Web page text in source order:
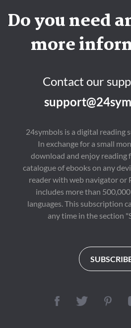
Do you need
more
Contact our
24symbols is a digital reading
In exchange for a small
download and enjoy reading
catalogue of ebooks on any
reader with web navigator or
includes more than
languages. This subscription
any time in the section